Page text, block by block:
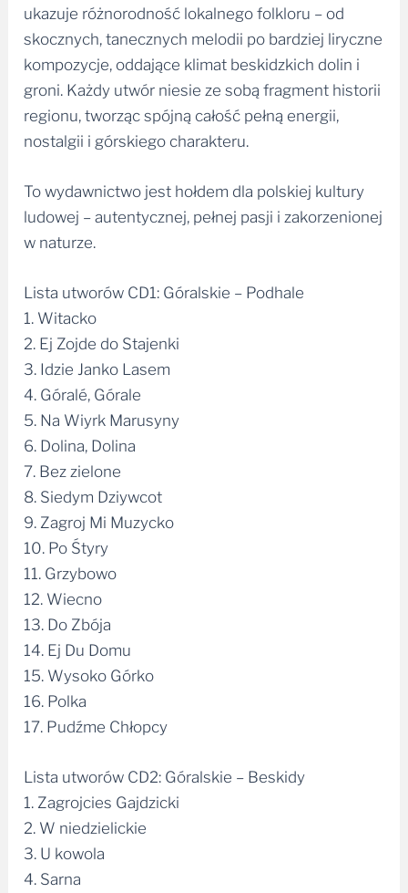
ukazuje różnorodność lokalnego folkloru – od
skocznych, tanecznych melodii po bardziej liryczne
kompozycje, oddające klimat beskidzkich dolin i
groni. Każdy utwór niesie ze sobą fragment historii
regionu, tworząc spójną całość pełną energii,
nostalgii i górskiego charakteru.
To wydawnictwo jest hołdem dla polskiej kultury
ludowej – autentycznej, pełnej pasji i zakorzenionej
w naturze.
Lista utworów CD1: Góralskie – Podhale
1. Witacko
2. Ej Zojde do Stajenki
3. Idzie Janko Lasem
4. Góralé, Górale
5. Na Wiyrk Marusyny
6. Dolina, Dolina
7. Bez zielone
8. Siedym Dziywcot
9. Zagroj Mi Muzycko
10. Po Śtyry
11. Grzybowo
12. Wiecno
13. Do Zbója
14. Ej Du Domu
15. Wysoko Górko
16. Polka
17. Pudźme Chłopcy
Lista utworów CD2: Góralskie – Beskidy
1. Zagrojcies Gajdzicki
2. W niedzielickie
3. U kowola
4. Sarna